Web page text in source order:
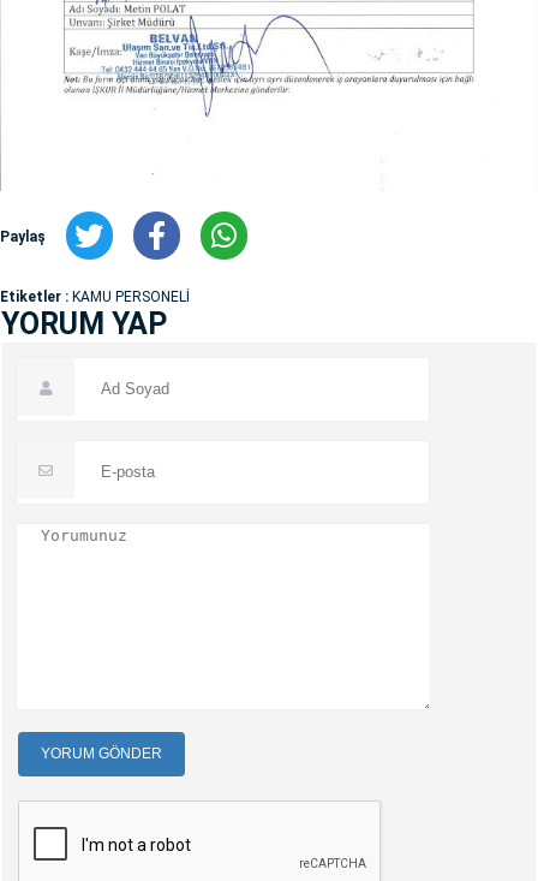
Paylaş
Etiketler : KAMU PERSONELİ
YORUM YAP
YORUM GÖNDER